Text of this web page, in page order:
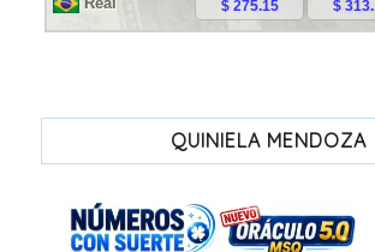
QUINIELA MENDOZA